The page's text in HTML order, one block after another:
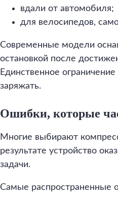
вдали от автомобиля;
для велосипедов,
Современные модели
остановкой после
Единственное
заряжать.
Ошибки, которые
Многие выбирают
результате устройство
задачи.
Самые распространенные